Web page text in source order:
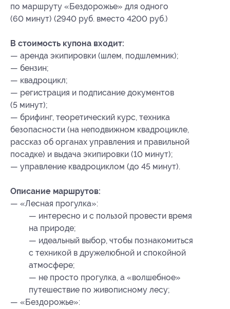
по маршруту «Бездорожье» для одного
(60 минут) (2940 руб. вместо 4200 руб.)
В стоимость купона входит:
— аренда экипировки (шлем, подшлемник);
— бензин;
— квадроцикл;
— регистрация и подписание документов
(5 минут);
— брифинг, теоретический курс, техника
безопасности (на неподвижном квадроцикле,
рассказ об органах управления и правильной
посадке) и выдача экипировки (10 минут);
— управление квадроциклом (до 45 минут).
Описание маршрутов:
— «Лесная прогулка»:
— интересно и с пользой провести время
на природе;
— идеальный выбор, чтобы познакомиться
с техникой в дружелюбной и спокойной
атмосфере;
— не просто прогулка, а «волшебное»
путешествие по живописному лесу;
— «Бездорожье»: